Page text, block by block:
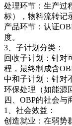
处理环节：生产过
标），物料流转记
产品环节：认证
度。
3、子计划分类：
回收子计划：针对
程，最终制成含
中和子计划：针对
环保处理（如能源
四、OBP的社会与
1、社会效益：
创造就业：在弱势